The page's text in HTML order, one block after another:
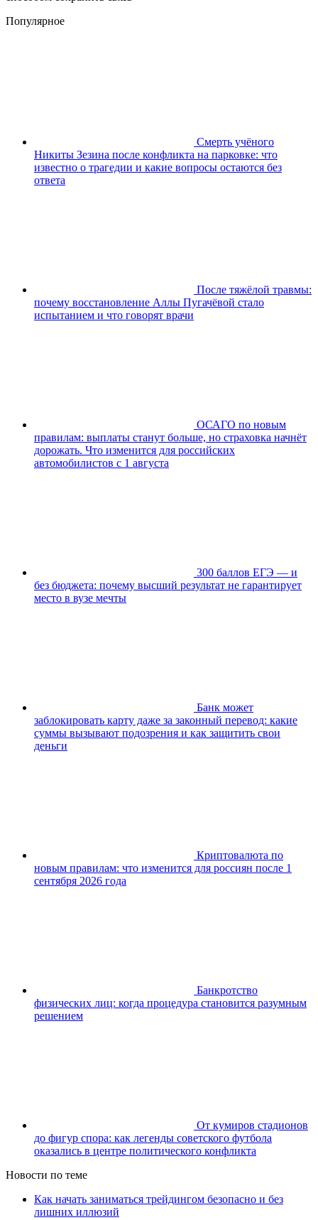
Популярное
Смерть учёного
Никиты Зезина после конфликта на парковке: что
известно о трагедии и какие вопросы остаются без
ответа
После тяжёлой травмы:
почему восстановление Аллы Пугачёвой стало
испытанием и что говорят врачи
ОСАГО по новым
правилам: выплаты станут больше, но страховка начнёт
дорожать. Что изменится для российских
автомобилистов с 1 августа
300 баллов ЕГЭ — и
без бюджета: почему высший результат не гарантирует
место в вузе мечты
Банк может
заблокировать карту даже за законный перевод: какие
суммы вызывают подозрения и как защитить свои
деньги
Криптовалюта по
новым правилам: что изменится для россиян после 1
сентября 2026 года
Банкротство
физических лиц: когда процедура становится разумным
решением
От кумиров стадионов
до фигур спора: как легенды советского футбола
оказались в центре политического конфликта
Новости по теме
Как начать заниматься трейдингом безопасно и без
лишних иллюзий